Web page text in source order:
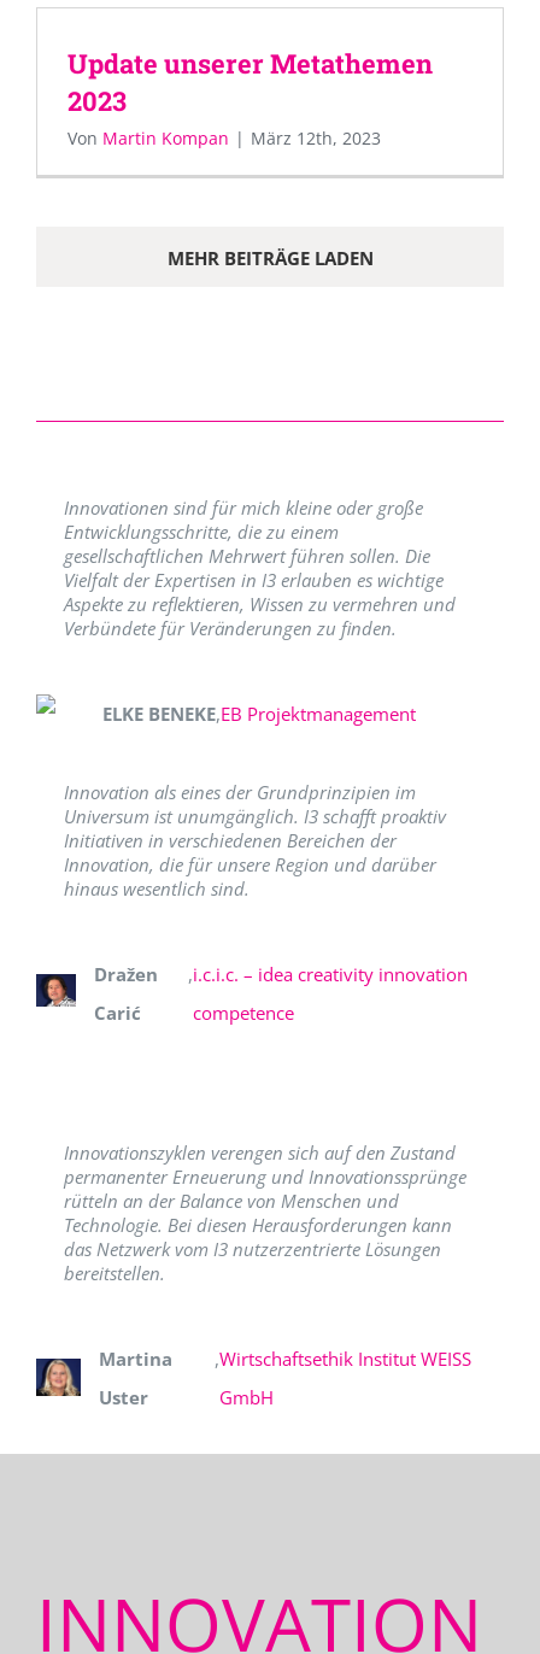
Update unserer Metathemen
2023
Von Martin Kompan | März 12th, 2023
MEHR BEITRÄGE LADEN
Innovationen sind für mich kleine oder große
Entwicklungsschritte, die zu einem
gesellschaftlichen Mehrwert führen sollen. Die
Vielfalt der Expertisen in I3 erlauben es wichtige
Aspekte zu reflektieren, Wissen zu vermehren und
Verbündete für Veränderungen zu finden.
ELKE BENEKE,EB Projektmanagement
Innovation als eines der Grundprinzipien im
Universum ist unumgänglich. I3 schafft proaktiv
Initiativen in verschiedenen Bereichen der
Innovation, die für unsere Region und darüber
hinaus wesentlich sind.
Dražen
Carić
,i.c.i.c. – idea creativity innovation
competence
Innovationszyklen verengen sich auf den Zustand
permanenter Erneuerung und Innovationssprünge
rütteln an der Balance von Menschen und
Technologie. Bei diesen Herausforderungen kann
das Netzwerk vom I3 nutzerzentrierte Lösungen
bereitstellen.
Martina
Uster
,Wirtschaftsethik Institut WEISS
GmbH
INNOVATION